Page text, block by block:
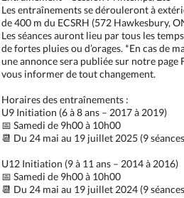
Les entraînements se dérouleront à
de 400 m du ECSRH (572 Hawkesbury,
Les séances auront lieu par tous les
de fortes pluies ou d’orages. *En cas de
une annonce sera publiée sur notre page
vous informer de tout changement.
Horaires des entraînements :
U9 Initiation (6 à 8 ans – 2017 à 2019)
📅 Samedi de 9h00 à 10h00
📆 Du 24 mai au 19 juillet 2025 (9
U12 Initiation (9 à 11 ans – 2014 à 2016)
📅 Samedi de 9h00 à 10h00
📆 Du 24 mai au 19 juillet 2024 (9